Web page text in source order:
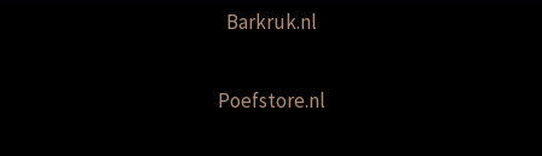
Barkruk.nl
Poefstore.nl